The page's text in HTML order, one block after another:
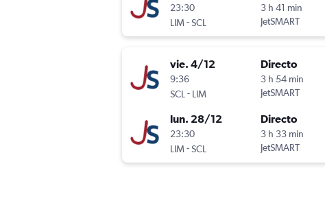
23:30
LIM-SCL
3 h 41 min
JetSMART
vie. 4/12
9:36
SCL - LIM
Directo
3 h 54 min
JetSMART
lun. 28/12
23:30
LIM-SCL
Directo
3 h 33 min
JetSMART